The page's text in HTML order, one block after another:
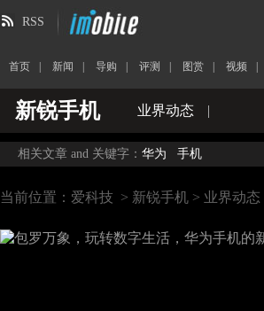
RSS
首页 新闻 导购 评测 图赏 视频
新锐手机 业界动态 |
相关文章 and 关键字： 华为 手机
当前位置： 爱科技 > 新锐手机 > 业界动态